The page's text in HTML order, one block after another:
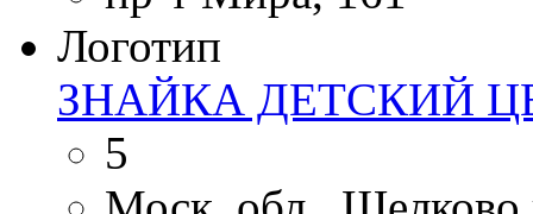
Логотип
ЗНАЙКА ДЕТСКИЙ
5